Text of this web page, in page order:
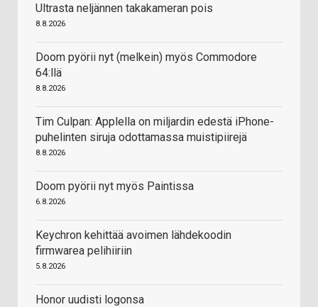
Ultrasta neljännen takakameran pois
8.8.2026
Doom pyörii nyt (melkein) myös Commodore
64:llä
8.8.2026
Tim Culpan: Applella on miljardin edestä iPhone-
puhelinten siruja odottamassa muistipiirejä
8.8.2026
Doom pyörii nyt myös Paintissa
6.8.2026
Keychron kehittää avoimen lähdekoodin
firmwarea pelihiiriin
5.8.2026
Honor uudisti logonsa